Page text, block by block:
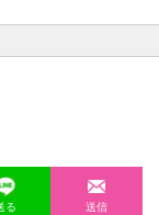
る 送信